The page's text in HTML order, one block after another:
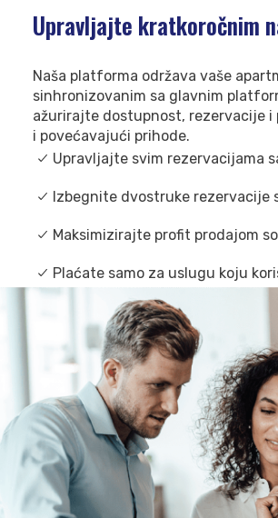
Upravljajte kratkoročnim
Naša platforma održava vaše
sinhronizovanim sa glavnim
ažurirajte dostupnost, rezervacije
i povećavajući prihode.
Upravljajte svim rezervacijama
Izbegnite dvostruke rezervacije
Maksimizirajte profit prodajom
Plaćate samo za uslugu koju